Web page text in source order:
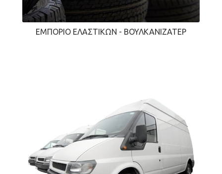
ΕΜΠΌΡΙΟ ΕΛΑΣΤΙΚΏΝ - ΒΟΥΛΚΑΝΙΖΑΤΈΡ